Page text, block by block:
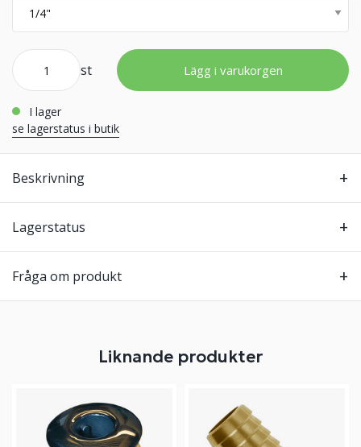
st Lägg i varukorgen
i lager
se lagerstatus i butik
Beskrivning
Lagerstatus
Fråga om produkt
Liknande produkter